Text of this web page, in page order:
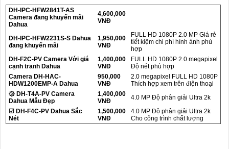
DH-IPC-HFW2841T-AS
Camera đang khuyến mãi
Dahua
4,600,000
VNĐ
DH-IPC-HFW2231S-S Dahua
đang khuyến mãi
1,950,000
VNĐ
FULL HD 1080P 2.0 MP Giá rẻ
tiết kiệm chi phí hình ảnh phù
hợp
DH-F2C-PV Camera Với giá
cạnh tranh Dahua
1,400,000
VNĐ
FULL HD 1080P 2.0 megapixel
Độ nét phù hợp
Camera DH-HAC-
HDW1200EMP-A Dahua
950,000
VNĐ
2.0 megapixel FULL HD 1080P
Thích hợp xem trên điện thoại
۞ DH-T4A-PV Camera
Dahua Mẫu Đẹp
1,400,000
VNĐ
4.0 MP Độ phân giải Ultra 2k
☑ DH-F4C-PV Dahua Sắc
Nét
1,500,000
VNĐ
4.0 MP Độ phân giải Ultra 2k
Cho công trình chất lượng